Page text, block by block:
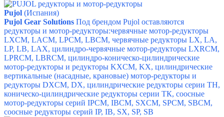
Pujol (Испания)
Pujol Gear Solutions Под брендом Pujol оставляются
редукторы и мотор-редукторы:червячные мотор-редукторы
LXCM, LACM, LPCM, LBCM, червячные редукторы LX, LA,
LP, LB, LAX, цилиндро-червячные мотор-редукторы LXRCM,
LPRCM, LBRCM, цилиндро-коническо-цилиндрические
мотор-редукторы и редукторы KXCM, KX, цилиндрические
вертикальные (насадные, крановые) мотор-редукторы и
редукторы DXCM, DX, цилиндрические редукторы серии ТН,
коническо-цилиндрические редукторы серии ТК, соосные
мотор-редукторы серий IPCM, IBCM, SXCM, SPCM, SBCM,
соосные редукторы серий IP, IB, SX, SP, SB